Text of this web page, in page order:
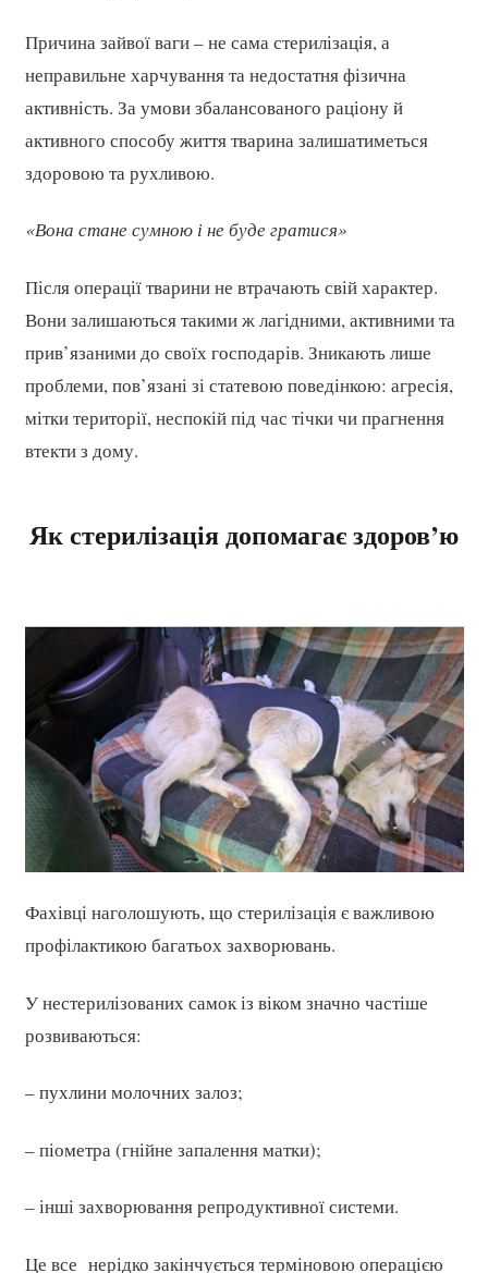
Причина зайвої ваги – не сама стерилізація, а
неправильне харчування та недостатня фізична
активність. За умови збалансованого раціону й
активного способу життя тварина залишатиметься
здоровою та рухливою.
«Вона стане сумною і не буде гратися»
Після операції тварини не втрачають свій характер.
Вони залишаються такими ж лагідними, активними та
прив’язаними до своїх господарів. Зникають лише
проблеми, пов’язані зі статевою поведінкою: агресія,
мітки території, неспокій під час тічки чи прагнення
втекти з дому.
Як стерилізація допомагає здоров’ю
Фахівці наголошують, що стерилізація є важливою
профілактикою багатьох захворювань.
У нестерилізованих самок із віком значно частіше
розвиваються:
– пухлини молочних залоз;
– піометра (гнійне запалення матки);
– інші захворювання репродуктивної системи.
Це все нерідко закінчується терміновою операцією